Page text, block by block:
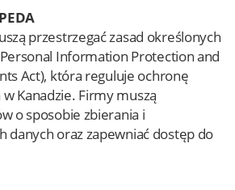
przestrzegać zasad określonych
Information Protection and
Act), która reguluje ochronę
Kanadzie. Firmy muszą
o sposobie zbierania i
danych oraz zapewniać dostęp do